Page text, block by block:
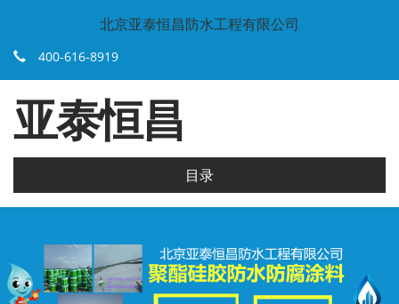
北京亚泰恒昌防水工程有限公司
400-616-8919
亚泰恒昌
目录
.